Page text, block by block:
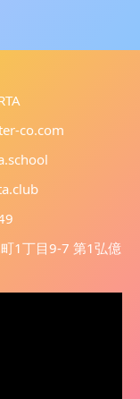
co.com
1丁目9-7 第1弘億